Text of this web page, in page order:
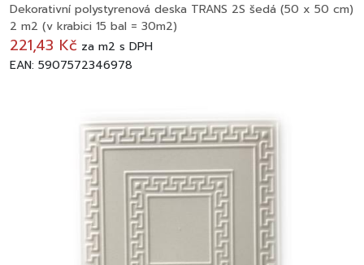
Dekorativní polystyrenová deska TRANS 2S šedá (50 x 50 cm)
2 m2 (v krabici 15 bal = 30m2)
221,43 Kč za m2 s DPH
EAN: 5907572346978